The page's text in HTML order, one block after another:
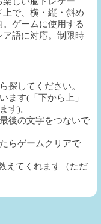
で、横・縦・斜め
ゲームに使用する
語に対応。制限時
探してください。
ます(「下から上」
す)。
後の文字をつないで
らゲームクリアで
えてくれます（ただ